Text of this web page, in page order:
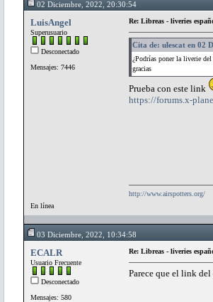
02 Diciembre, 2022, 20:30:54
LuisAngel
Superusuario
Desconectado
Mensajes: 7446
En línea
Re: Libreas - liveries
Cita de: ulescat en 02
¿Podrías poner la liverie
gracias
Prueba con este link
https://forums.x-
http://www.airspotters.org/
03 Diciembre, 2022, 10:34:58
ECALR
Usuario Frecuente
Desconectado
Mensajes: 580
Re: Libreas - liveries
Parece que el link